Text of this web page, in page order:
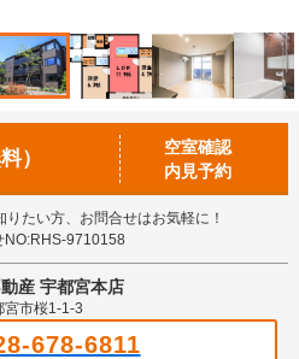
）
空室確認
内見予約
たい方、お問合せはお気軽に！
NO:RHS-9710158
産 宇都宮本店
宮市桜1-1-3
678-6811